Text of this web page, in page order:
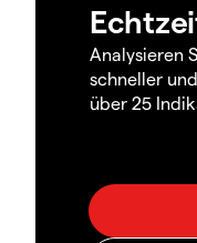
Analysieren
schneller
über 25